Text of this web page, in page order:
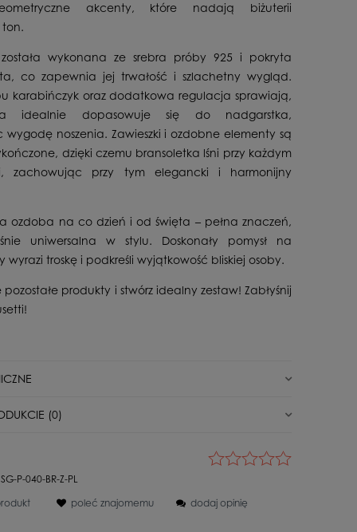
akcenty, które nadają biżuterii
ton.
została wykonana ze srebra próby 925 i pokryta
co zapewnia jej trwałość i szlachetny wygląd.
karabińczyk oraz dodatkowa regulacja sprawiają,
idealnie dopasowuje się do nadgarstka,
noszenia. Zawieszki i ozdobne elementy są
dzięki czemu bransoletka lśni przy każdym
zachowując przy tym elegancki i harmonijny
ozdoba na co dzień i od święta – pełna znaczeń,
uniwersalna w stylu. Doskonały pomysł na
wyrazi troskę i podkreśli wyjątkowość bliskiej osoby.
pozostałe produkty i stwórz idealny zestaw! Zabłyśnij
Bez kamienia
(0)
od klientów, którzy kupili dany produkt.
SG-P-040-BR-Z-PL
poleć znajomemu dodaj opinię